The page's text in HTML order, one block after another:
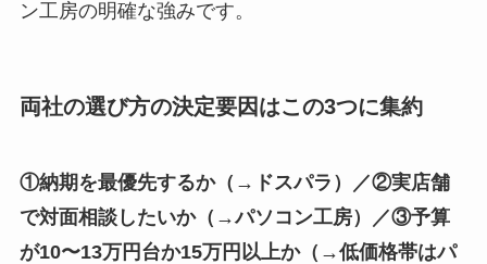
ン工房の明確な強みです。
両社の選び方の決定要因はこの3つに集約
①納期を最優先するか（→ドスパラ）／②実店舗
で対面相談したいか（→パソコン工房）／③予算
が10〜13万円台か15万円以上か（→低価格帯はパ